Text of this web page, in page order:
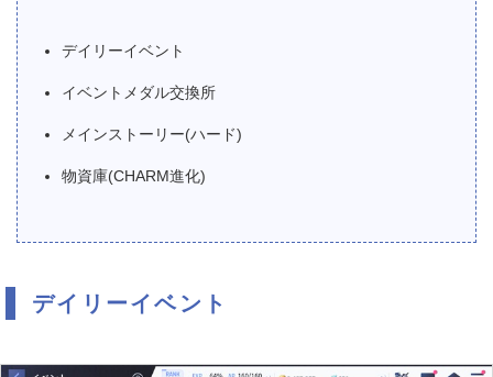
デイリーイベント
イベントメダル交換所
メインストーリー(ハード)
物資庫(CHARM進化)
デイリーイベント